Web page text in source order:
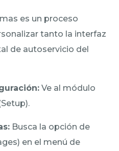
es un proceso
tanto la interfaz
de autoservicio del
Ve al módulo
Busca la opción de
en el menú de